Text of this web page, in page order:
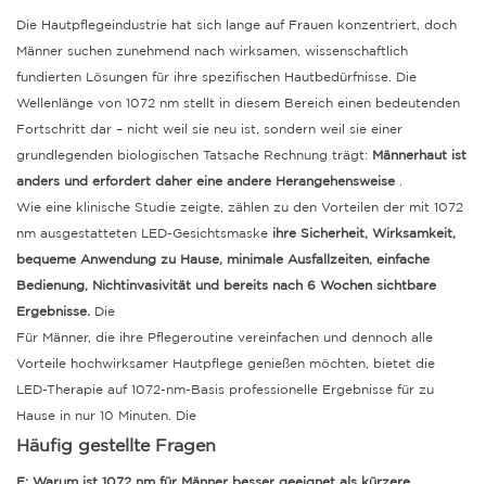
Die Hautpflegeindustrie hat sich lange auf Frauen konzentriert, doch
Männer suchen zunehmend nach wirksamen, wissenschaftlich
fundierten Lösungen für ihre spezifischen Hautbedürfnisse. Die
Wellenlänge von 1072 nm stellt in diesem Bereich einen bedeutenden
Fortschritt dar – nicht weil sie neu ist, sondern weil sie einer
grundlegenden biologischen Tatsache Rechnung trägt: Männerhaut ist
anders und erfordert daher eine andere Herangehensweise .
Wie eine klinische Studie zeigte, zählen zu den Vorteilen der mit 1072
nm ausgestatteten LED-Gesichtsmaske ihre Sicherheit, Wirksamkeit,
bequeme Anwendung zu Hause, minimale Ausfallzeiten, einfache
Bedienung, Nichtinvasivität und bereits nach 6 Wochen sichtbare
Ergebnisse. Die
Für Männer, die ihre Pflegeroutine vereinfachen und dennoch alle
Vorteile hochwirksamer Hautpflege genießen möchten, bietet die
LED-Therapie auf 1072-nm-Basis professionelle Ergebnisse für zu
Hause in nur 10 Minuten. Die
Häufig gestellte Fragen